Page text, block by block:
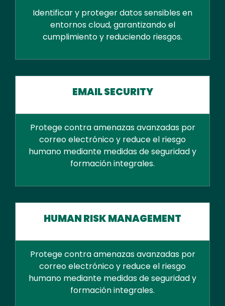
Identificar y proteger datos sensibles en
entornos cloud, garantizando el
cumplimiento y reduciendo riesgos.
EMAIL SECURITY
Protege contra amenazas avanzadas por
correo electrónico y reduce el riesgo
humano mediante medidas de seguridad y
formación integrales.
HUMAN RISK MANAGEMENT
Protege contra amenazas avanzadas por
correo electrónico y reduce el riesgo
humano mediante medidas de seguridad y
formación integrales.